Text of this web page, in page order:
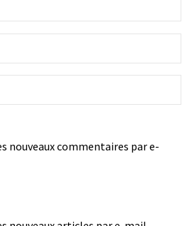
nouveaux commentaires par e-